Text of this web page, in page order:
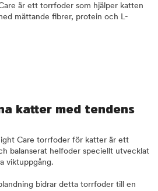
är ett torrfoder som hjälper katten
mättande fibrer, protein och L-
katter med tendens
Care torrfoder för katter är ett
balanserat helfoder speciellt utvecklat
viktuppgång.
bidrar detta torrfoder till en